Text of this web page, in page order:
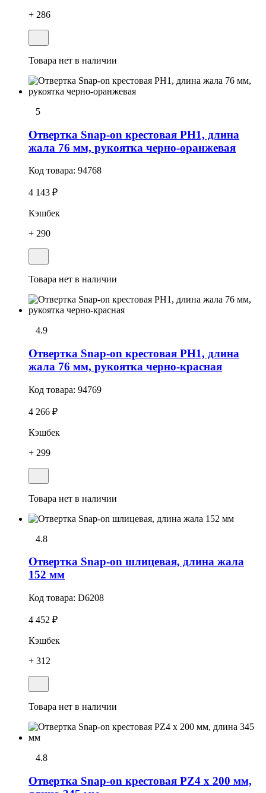
+ 286
Товара нет в наличии
5
Отвертка Snap-on крестовая РН1, длина
жала 76 мм, рукоятка черно-оранжевая
Код товара: 94768
4 143 ₽
Кэшбек
+ 290
Товара нет в наличии
4.9
Отвертка Snap-on крестовая РН1, длина
жала 76 мм, рукоятка черно-красная
Код товара: 94769
4 266 ₽
Кэшбек
+ 299
Товара нет в наличии
4.8
Отвеpтка Snap-on шлицевая, длина жала
152 мм
Код товара: D6208
4 452 ₽
Кэшбек
+ 312
Товара нет в наличии
4.8
Отвертка Snap-on крестовая РZ4 x 200 мм,